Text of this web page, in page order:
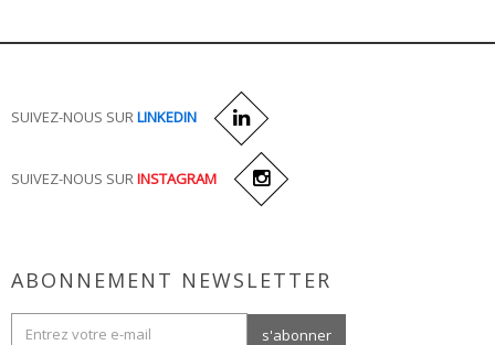
SUIVEZ-NOUS SURLINKEDIN
SUIVEZ-NOUS SURINSTAGRAM
ABONNEMENT NEWSLETTER